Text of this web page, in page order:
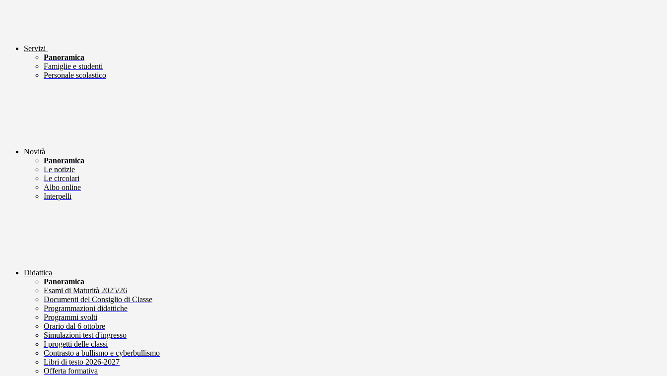
Servizi
Panoramica
Famiglie e studenti
Personale scolastico
Novità
Panoramica
Le notizie
Le circolari
Albo online
Interpelli
Didattica
Panoramica
Esami di Maturità 2025/26
Documenti del Consiglio di Classe
Programmazioni didattiche
Programmi svolti
Orario dal 6 ottobre
Simulazioni test d'ingresso
I progetti delle classi
Contrasto a bullismo e cyberbullismo
Libri di testo 2026-2027
Offerta formativa